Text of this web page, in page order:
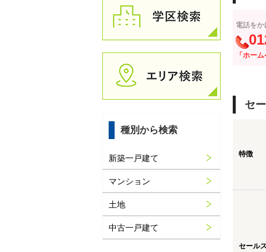
電話を
「ホー
セ
特徴
セール
種別から検索
新築一戸建て
マンション
土地
中古一戸建て